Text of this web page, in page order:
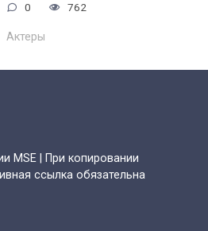
0 762
Актеры
MSE | При копировании
ссылка обязательна